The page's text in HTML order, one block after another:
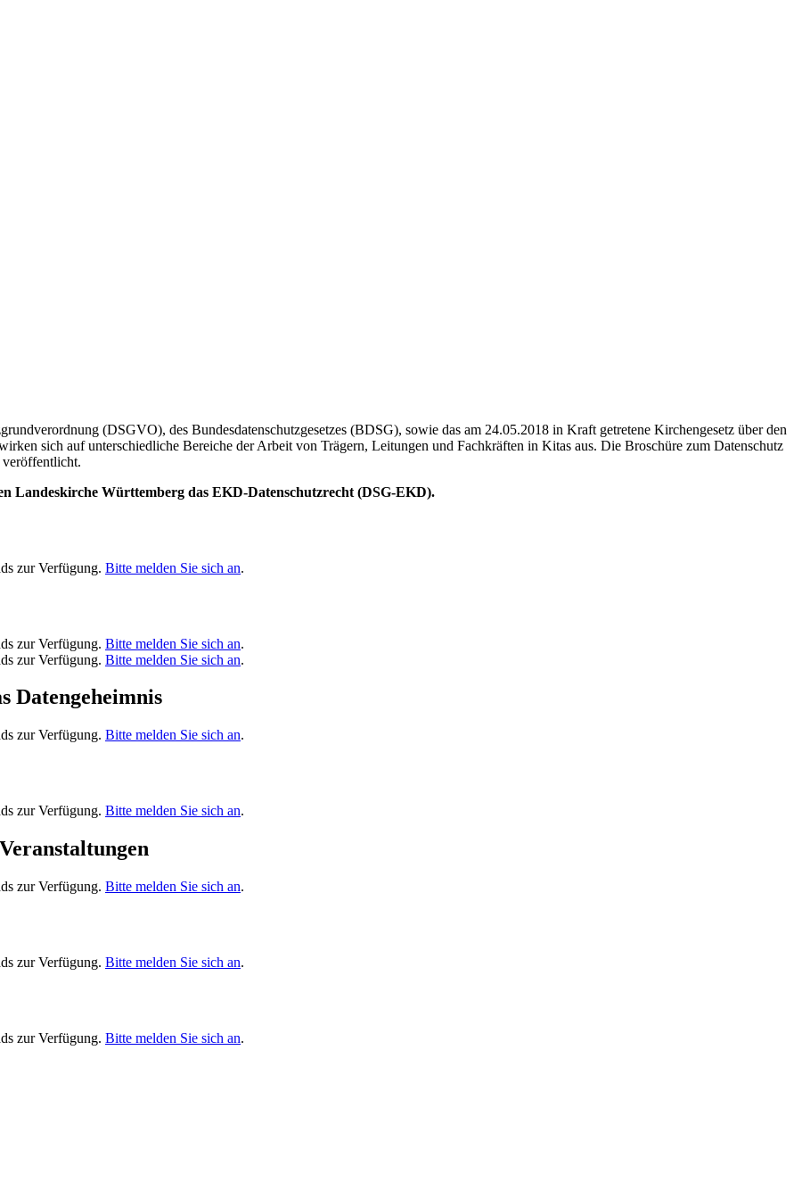
(DSGVO), des Bundesdatenschutzgesetzes (BDSG), sowie das am 24.05.2018 in Kraft getretene Kirchengesetz über den
sich auf unterschiedliche Bereiche der Arbeit von Trägern, Leitungen und Fachkräften in Kitas aus. Die Broschüre zum Datenschutz
veröffentlicht.
Landeskirche Württemberg das EKD-Datenschutzrecht (DSG-EKD).
zur Verfügung. Bitte melden Sie sich an.
zur Verfügung. Bitte melden Sie sich an.
zur Verfügung. Bitte melden Sie sich an.
Datengeheimnis
zur Verfügung. Bitte melden Sie sich an.
zur Verfügung. Bitte melden Sie sich an.
zur Verfügung. Bitte melden Sie sich an.
zur Verfügung. Bitte melden Sie sich an.
zur Verfügung. Bitte melden Sie sich an.